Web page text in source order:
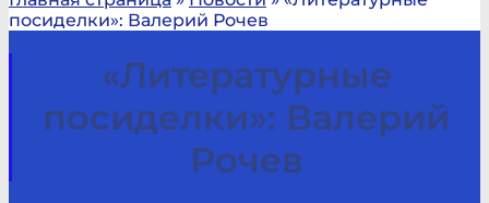
посиделки»: Валерий Рочев
«Литературные
посиделки»: Валерий
Рочев